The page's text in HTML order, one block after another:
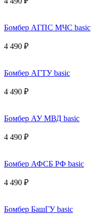
Бомбер АГПС МЧС basic
4 490 ₽
Бомбер АГТУ basic
4 490 ₽
Бомбер АУ МВД basic
4 490 ₽
Бомбер АФСБ РФ basic
4 490 ₽
Бомбер БашГУ basic